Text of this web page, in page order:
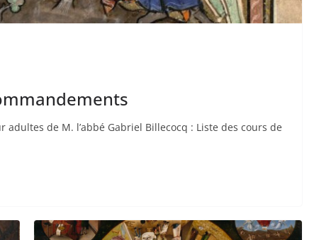
de M. l’abbé Gabriel Billecocq : Liste des cours de